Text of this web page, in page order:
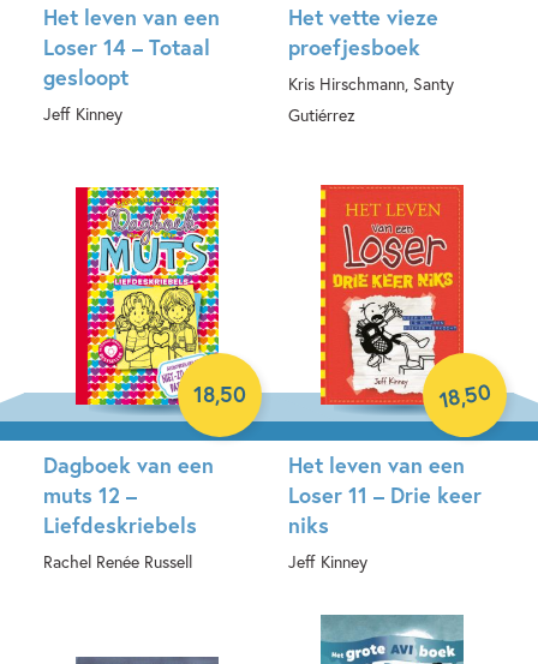
Het leven van een
Loser 14 – Totaal
gesloopt
Jeff Kinney
Het vette vieze
proefjesboek
Kris Hirschmann, Santy
Gutiérrez
Dagboek van een
muts 12 –
Liefdeskriebels
Rachel Renée Russell
18,50
Het leven van een
Loser 11 – Drie keer
niks
Jeff Kinney
18,50